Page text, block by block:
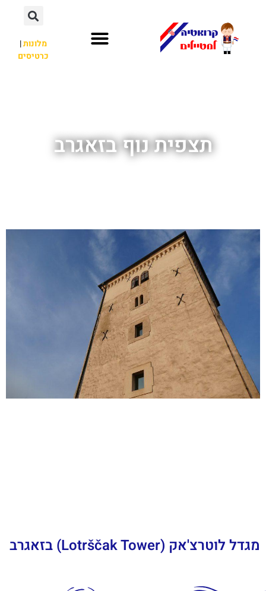
מלונות|
כרטיסים
תצפית נוף בזאגרב
מגדל לוטרצ'אק (Lotrščak Tower) בזאגרב